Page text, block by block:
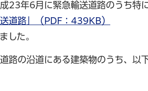
23年6月に緊急輸送道路のうち特
送道路」（PDF：439KB）
した。
路の沿道にある建築物のうち、以